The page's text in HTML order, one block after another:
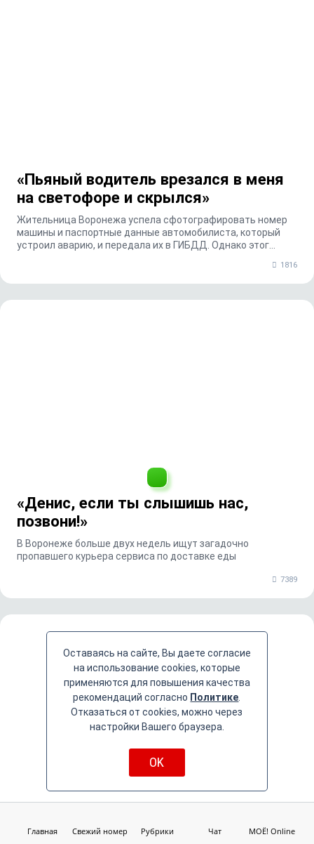
«Пьяный водитель врезался в меня
на светофоре и скрылся»
Жительница Воронежа успела сфотографировать номер
машины и паспортные данные автомобилиста, который
устроил аварию, и передала их в ГИБДД. Однако этог...
1816
«Денис, если ты слышишь нас,
позвони!»
В Воронеже больше двух недель ищут загадочно
пропавшего курьера сервиса по доставке еды
7389
Главная футбольная команда Воронежа может переехать
Главная Свежий номер Рубрики Чат МОЁ! Online
Оставаясь на сайте, Вы даете согласие
на использование cookies, которые
применяются для повышения качества
рекомендаций согласно Политике
Отказаться от cookies, можно через
настройки Вашего браузера.
OK